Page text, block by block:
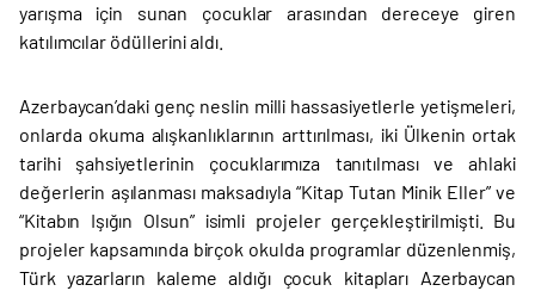
yarışma için sunan çocuklar arasından dereceye giren
katılımcılar ödüllerini aldı.
Azerbaycan’daki genç neslin milli hassasiyetlerle yetişmeleri,
onlarda okuma alışkanlıklarının arttırılması, iki Ülkenin ortak
tarihi şahsiyetlerinin çocuklarımıza tanıtılması ve ahlaki
değerlerin aşılanması maksadıyla “Kitap Tutan Minik Eller” ve
“Kitabın Işığın Olsun” isimli projeler gerçekleştirilmişti. Bu
projeler kapsamında birçok okulda programlar düzenlenmiş,
Türk yazarların kaleme aldığı çocuk kitapları Azerbaycan